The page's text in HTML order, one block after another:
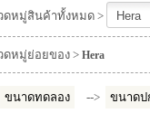
ดหมู่สินค้าทั้งหมด >
ดหมู่ย่อยของ > Hera
ขนาดทดลอง --> ขนาดป